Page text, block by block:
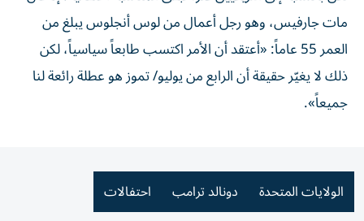
مات جارفيس، وهو رجل أعمال من لوس أنجلوس يبلغ من
العمر 55 عاماً: «أعتقد أن الأمر اكتسب طابعاً سياسياً، لكن
ذلك لا يغيّر حقيقة أن الرابع من يوليو/ تموز هو عطلة رائعة لنا
جميعاً».
الولايات المتحدة دونالد ترامب احتفالات